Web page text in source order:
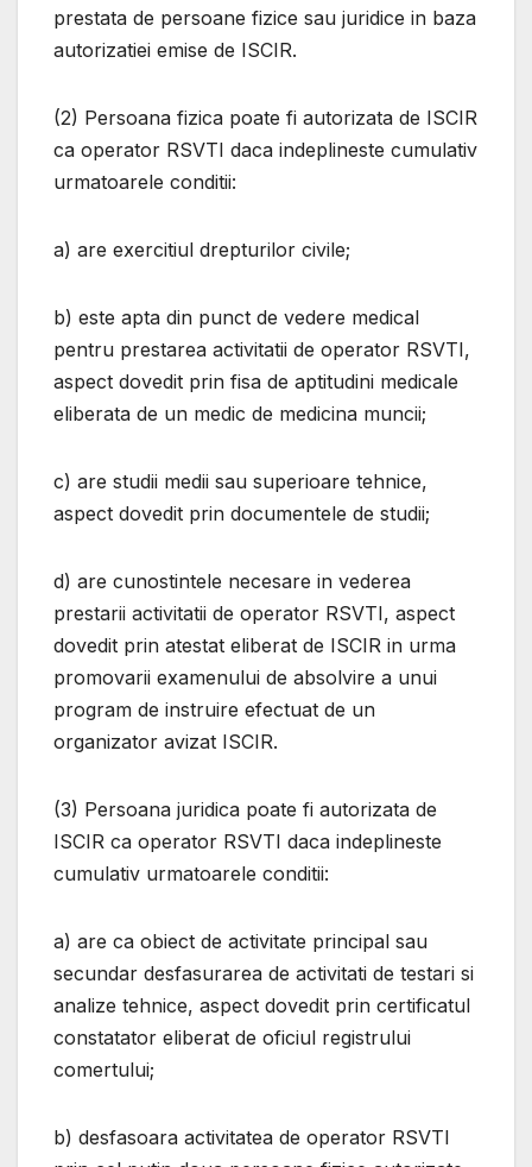
prestata de persoane fizice sau juridice in baza
autorizatiei emise de ISCIR.
(2) Persoana fizica poate fi autorizata de ISCIR
ca operator RSVTI daca indeplineste cumulativ
urmatoarele conditii:
a) are exercitiul drepturilor civile;
b) este apta din punct de vedere medical
pentru prestarea activitatii de operator RSVTI,
aspect dovedit prin fisa de aptitudini medicale
eliberata de un medic de medicina muncii;
c) are studii medii sau superioare tehnice,
aspect dovedit prin documentele de studii;
d) are cunostintele necesare in vederea
prestarii activitatii de operator RSVTI, aspect
dovedit prin atestat eliberat de ISCIR in urma
promovarii examenului de absolvire a unui
program de instruire efectuat de un
organizator avizat ISCIR.
(3) Persoana juridica poate fi autorizata de
ISCIR ca operator RSVTI daca indeplineste
cumulativ urmatoarele conditii:
a) are ca obiect de activitate principal sau
secundar desfasurarea de activitati de testari si
analize tehnice, aspect dovedit prin certificatul
constatator eliberat de oficiul registrului
comertului;
b) desfasoara activitatea de operator RSVTI